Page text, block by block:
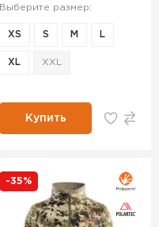
Выберите размер:
XS S M L
XL XXL
Купить
-35%